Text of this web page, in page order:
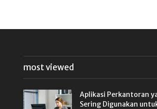
most viewed
Aplikasi Perkantoran
Sering Digunakan